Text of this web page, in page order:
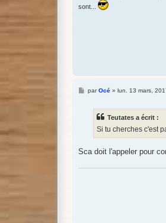
sont...
MparOcé» lun. 13 mars,
Teutates a écrit :
Si tu cherches c'est
Sca doit l'appeler pour